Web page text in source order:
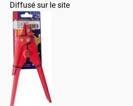
Diffusé sur le site